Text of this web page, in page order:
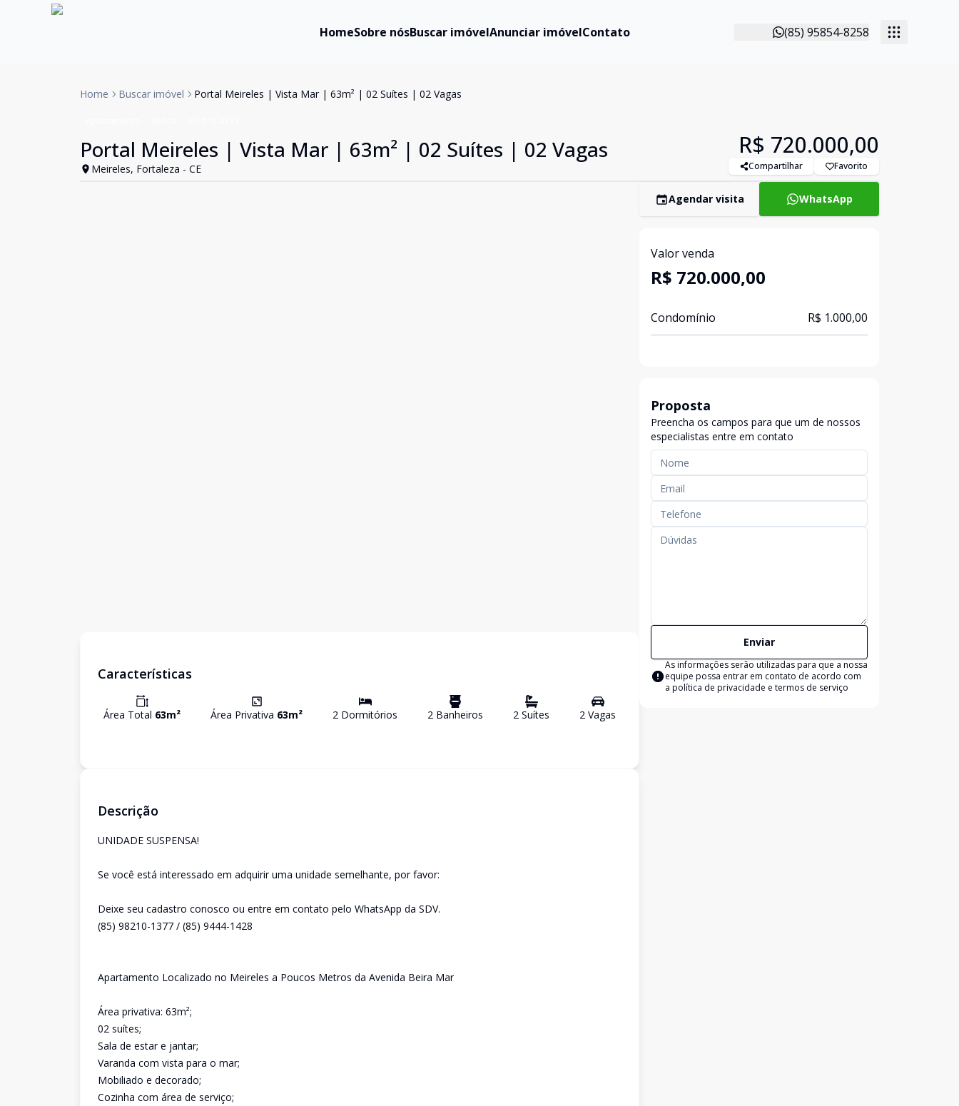
HomeSobre nósBuscar imóvelAnunciar imóvelContato (85) 95854-8258
Home Buscar imóvel Portal Meireles | Vista Mar | 63m² | 02 Suítes | 02 Vagas
Portal Meireles | Vista Mar | 63m² | 02 Suítes | 02 Vagas
Meireles, Fortaleza - CE
R$ 720.000,00
Compartilhar Favorito
Características
Área Total 63m² Área Privativa 63m² 2 Dormitórios 2 Banheiros 2 Suítes 2 Vagas
Descrição
UNIDADE SUSPENSA!
Se você está interessado em adquirir uma unidade semelhante, por favor:
Deixe seu cadastro conosco ou entre em contato pelo WhatsApp da SDV.
(85) 98210-1377 / (85) 9444-1428
Apartamento Localizado no Meireles a Poucos Metros da Avenida Beira Mar
Área privativa: 63m²;
02 suítes;
Sala de estar e jantar;
Varanda com vista para o mar;
Mobiliado e decorado;
Cozinha com área de serviço;
Agendar visita WhatsApp
Valor venda
R$ 720.000,00
Condomínio R$ 1.000,00
Proposta
Preencha os campos para que um de nossos
especialistas entre em contato
Enviar
As informações serão utilizadas para que a nossa
equipe possa entrar em contato de acordo com
a política de privacidade e termos de serviço